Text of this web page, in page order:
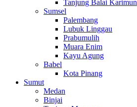
Tanjung Balai Karimun
Sumsel
Palembang
Lubuk Linggau
Prabumulih
Muara Enim
Kayu Agung
Babel
Kota Pinang
Sumut
Medan
Binjai